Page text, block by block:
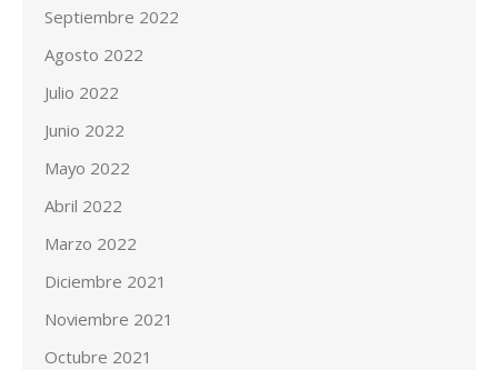
Septiembre 2022
Agosto 2022
Julio 2022
Junio 2022
Mayo 2022
Abril 2022
Marzo 2022
Diciembre 2021
Noviembre 2021
Octubre 2021